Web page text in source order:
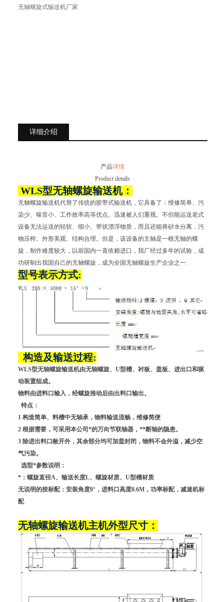
无轴螺旋式输送机厂家
详细介绍
产品详情
Product details
WLS型无轴螺旋输送机：
无轴螺旋输送机代替了传统的胶带式输送机，它具备了：维修简单、污
染少、噪音小、工作效率高等优点。迅速被人们重视。不但能运送老式
设备无法运送的轻软、细小、带状漂浮物质，而且还能将砂水分离，污
物压榨。外形美观、结构合理。但是，该设备的主轴是一根无轴的螺
旋，制作难度较大，以前国内一直依赖进口，我厂经过多年的试验，成
功研制出我国自己的无轴螺旋，成为全国无轴螺旋生产企业之一.
型号表示方式:
构造及输送过程:
WLS型无轴螺旋输送机由无轴螺旋、U型槽、衬板、盖板、进出口和驱
动装置组成。
物料由进料口输入，经螺旋推动后由出料口输出。
特点：
1 构造简单、料槽中无轴承，物料输送流畅，维修简便
2 根据需要，可采用本公司*的万向节联轴器，**断轴的隐患。
3 除进出料口敞开外，其余部分均可加盖封闭，物料不会外溢，减少空
气污染。
选型*参数说明：
*：螺旋直径A、输送长度L、螺旋材质、U型槽材质
无说明的按标配：安装角度0°，进料口高度0.6M，功率标配， 减速机标
配
无轴螺旋输送机主机外型尺寸：